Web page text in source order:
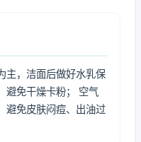
主，洁面后做好水乳保
避免干燥卡粉； 空气
避免皮肤闷痘、出油过